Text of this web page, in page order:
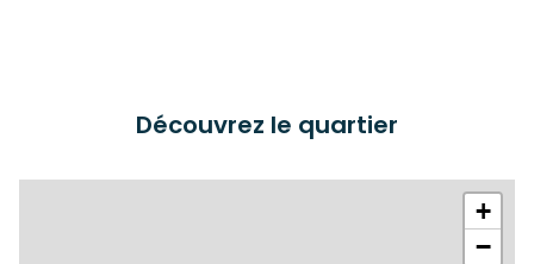
Découvrez le quartier
+
−